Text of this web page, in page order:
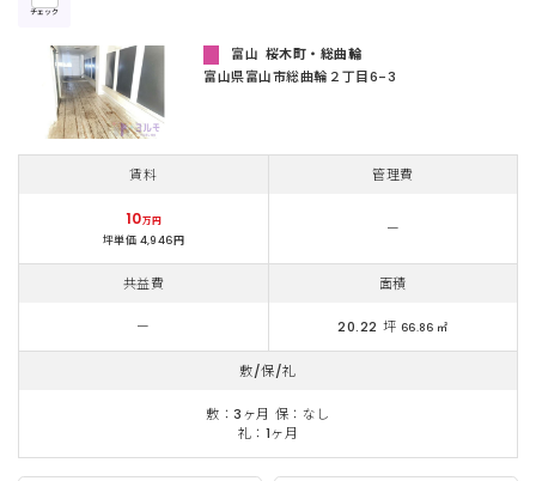
チェック
富山 桜木町・総曲輪
富山県富山市総曲輪２丁目6-3
賃料 管理費
10万円
坪単価 4,946円
ー
共益費 面積
ー 20.22 坪 66.86 ㎡
敷/保/礼
敷：3ヶ月 保：なし
礼：1ヶ月